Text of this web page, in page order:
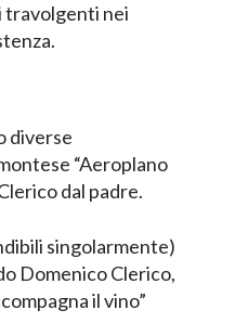
travolgenti nei
diverse
“Aeroplano
dal padre.
singolarmente)
Domenico Clerico,
il vino”